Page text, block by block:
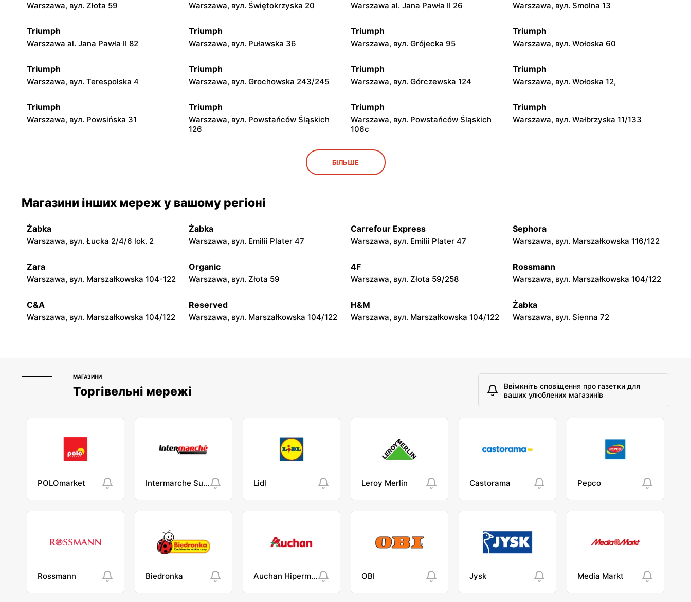
Warszawa, вул. Złota 59 Warszawa, вул. Świętokrzyska 20 Warszawa al. Jana Pawła II 26 Warszawa, вул. Smolna 13
Triumph
Warszawa al. Jana Pawła II 82
Triumph
Warszawa, вул. Puławska 36
Triumph
Warszawa, вул. Grójecka 95
Triumph
Warszawa, вул. Wołoska 60
Triumph
Warszawa, вул. Terespolska 4
Triumph
Warszawa, вул. Grochowska 243/245
Triumph
Warszawa, вул. Górczewska 124
Triumph
Warszawa, вул. Wołoska 12,
Triumph
Warszawa, вул. Powsińska 31
Triumph
Warszawa, вул. Powstańców Śląskich
126
Triumph
Warszawa, вул. Powstańców Śląskich
106c
Triumph
Warszawa, вул. Wałbrzyska 11/133
Warszawa, вул. Ostrobramska 75C
Triumph
Warszawa, вул. Grochowska 93
Warszawa, вул. plac Czerwca 1976 Roku
Warszawa, вул. Zgrupowania AK
Triumph Triumph Triumph
Szpotańskiego 4
Triumph
Warszawa, вул. Puławska 579 Janki, вул. Mszczonowska 3 Łomianki, вул. Warszawska 71 A Pruszków, вул. Piękna 4/11
БІЛЬШЕ
Магазини інших мереж у вашому регіоні
Żabka
Warszawa, вул. Łucka 2/4/6 lok. 2
Żabka
Warszawa, вул. Emilii Plater 47
Carrefour Express
Warszawa, вул. Emilii Plater 47
Sephora
Warszawa, вул. Marszałkowska 116/122
Zara
Warszawa, вул. Marszałkowska 104-122
Organic
Warszawa, вул. Złota 59
4F
Warszawa, вул. Złota 59/258
Rossmann
Warszawa, вул. Marszałkowska 104/122
C&A
Warszawa, вул. Marszałkowska 104/122
Reserved
Warszawa, вул. Marszałkowska 104/122
H&M
Warszawa, вул. Marszałkowska 104/122
Żabka
Warszawa, вул. Sienna 72
МАГАЗИНИ
Торгівельні мережі
Ввімкніть сповіщення про газетки для
ваших улюблених магазинів
POLOmarket Intermarche Super Lidl Leroy Merlin Castorama Pepco
Rossmann Biedronka Auchan Hipermarket OBI Jysk Media Markt